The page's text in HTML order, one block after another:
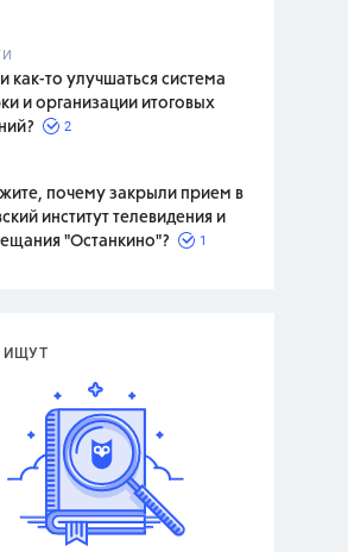
как-то улучшаться система
и организации итоговых
2
почему закрыли прием в
институт телевидения и
"Останкино"?
1
ИЩУТ